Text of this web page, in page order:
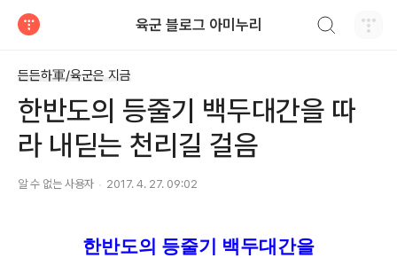
육군 블로그 아미누리
든든하軍/육군은 지금
한반도의 등줄기 백두대간을 따
라 내딛는 천리길 걸음
알 수 없는 사용자 2017. 4. 27. 09:02
한반도의 등줄기 백두대간을